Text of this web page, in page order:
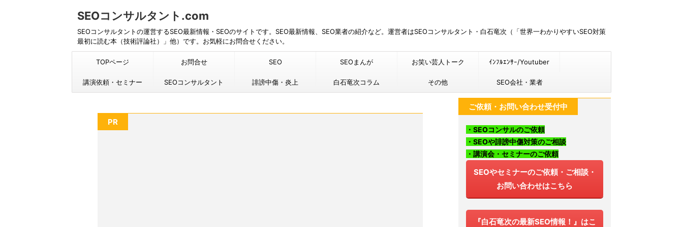
SEOコンサルタント.com
SEOコンサルタントの運営するSEO最新情報・SEOのサイトです。SEO最新情報、SEO業者の紹介など。運営者はSEOコンサルタント・白石竜次（「世界一わかりやすいSEO対策
最初に読む本（技術評論社）」他）です。お気軽にお問合せください。
TOPページ お問合せ SEO SEOまんが お笑い芸人トーク ｲﾝﾌﾙｴﾝｻｰ/Youtuber
講演依頼・セミナー SEOコンサルタント 誹謗中傷・炎上 白石竜次コラム その他 SEO会社・業者
PR
ご依頼・お問い合わせ受付中
・SEOコンサルのご依頼
・SEOや誹謗中傷対策のご相談
・講演会・セミナーのご依頼
SEOやセミナーのご依頼・ご相談・
お問い合わせはこちら
『白石竜次の最新SEO情報！』はこ